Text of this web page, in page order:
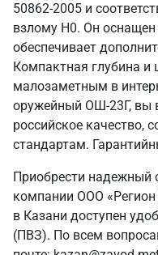
50862-2005 и
взлому Н0. Он
обеспечивает
Компактная глубина и
малозаметным в
оружейный ОШ-23Г, вы
российское качество,
стандартам.
Приобрести
компании ООО
в Казани доступен
(ПВЗ). По всем